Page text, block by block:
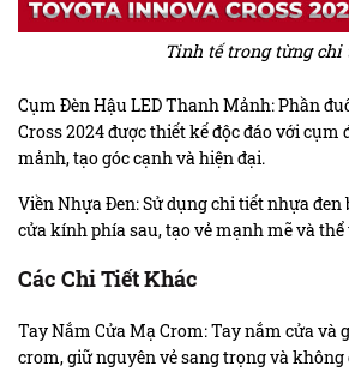
Tinh tế trong từng chi
Cụm Đèn Hậu LED Thanh Mảnh: Phần
Cross 2024 được thiết kế độc đáo với cụm
mảnh, tạo góc cạnh và hiện đại.
Viền Nhựa Đen: Sử dụng chi tiết nhựa đen
cửa kính phía sau, tạo vẻ mạnh mẽ và
Các Chi Tiết Khác
Tay Nắm Cửa Mạ Crom: Tay nắm cửa và
crom, giữ nguyên vẻ sang trọng và không